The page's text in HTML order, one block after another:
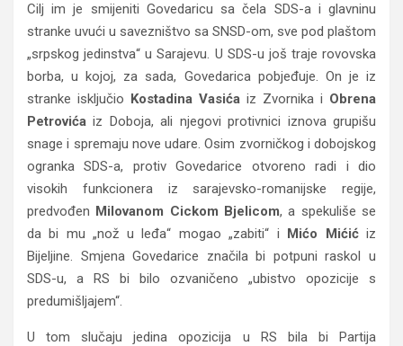
Cilj im je smijeniti Govedaricu sa čela SDS-a i glavninu
stranke uvući u savezništvo sa SNSD-om, sve pod plaštom
„srpskog jedinstva“ u Sarajevu. U SDS-u još traje rovovska
borba, u kojoj, za sada, Govedarica pobjeđuje. On je iz
stranke isključio Kostadina Vasića iz Zvornika i Obrena
Petrovića iz Doboja, ali njegovi protivnici iznova grupišu
snage i spremaju nove udare. Osim zvorničkog i dobojskog
ogranka SDS-a, protiv Govedarice otvoreno radi i dio
visokih funkcionera iz sarajevsko-romanijske regije,
predvođen Milovanom Cickom Bjelicom, a spekuliše se
da bi mu „nož u leđa“ mogao „zabiti“ i Mićo Mićićiz
Bijeljine. Smjena Govedarice značila bi potpuni raskol u
SDS-u, a RS bi bilo ozvaničeno „ubistvo opozicije s
predumišljajem“.
U tom slučaju jedina opozicija u RS bila bi Partija